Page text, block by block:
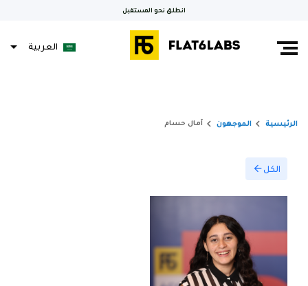
انطلق نحو المستقبل
العربية
الرئيسية keyboard_arrow_right الموجهون keyboard_arrow_right آمال حسام
arrow_backالكل